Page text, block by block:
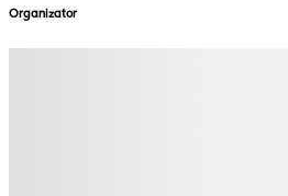
Organizator